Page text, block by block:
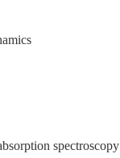
spectroscopy